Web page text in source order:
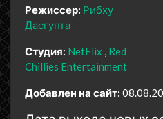
Режиссер: Рибху
Дасгупта
Студия: NetFlix
Red
Chillies Entertainment
Добавлен на сайт: